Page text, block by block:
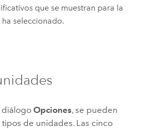
que se muestran para la
seleccionado.
diálogoOpciones, se pueden
de unidades. Las cinco